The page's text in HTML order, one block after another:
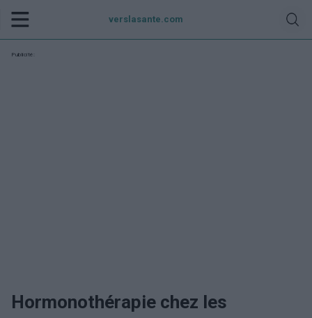
verslasante.com
Publicité:
Hormonothérapie chez les